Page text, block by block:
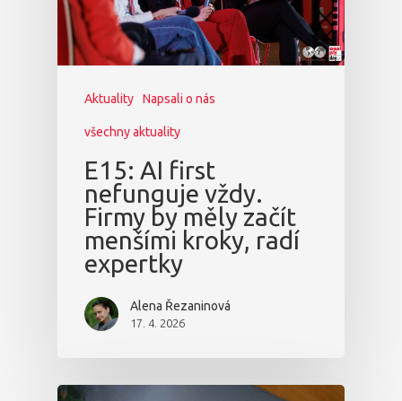
Aktuality Napsali o nás
všechny aktuality
E15: AI first
nefunguje vždy.
Firmy by měly začít
menšími kroky, radí
expertky
Alena Řezaninová
17. 4. 2026